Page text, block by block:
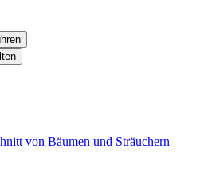
von Bäumen und Sträuchern